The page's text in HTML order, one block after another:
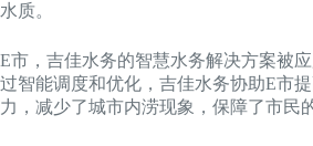
水质。
E市，吉佳水务的智慧水务解决方案被
过智能调度和优化，吉佳水务协助E市
力，减少了城市内涝现象，保障了市民